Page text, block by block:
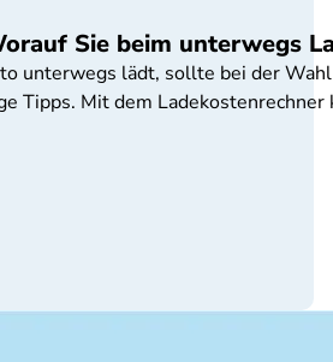
Sie beim unterwegs
unterwegs lädt, sollte bei der
Tipps. Mit dem